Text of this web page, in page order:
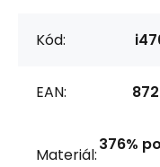
Kód:
EAN:
Materiál:
376%